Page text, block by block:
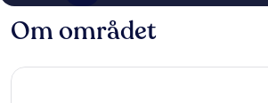
Om området